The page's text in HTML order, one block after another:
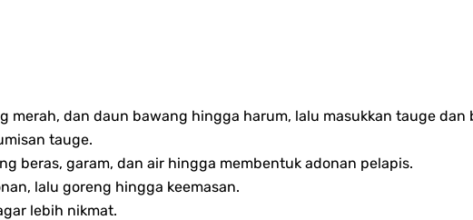
merah, dan daun bawang hingga harum, lalu masukkan tauge dan
tauge.
beras, garam, dan air hingga membentuk adonan pelapis.
lalu goreng hingga keemasan.
lebih nikmat.